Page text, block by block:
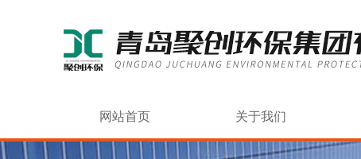
网站首页 关于我们